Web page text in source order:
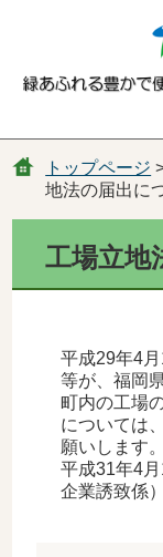
トップページ
地法の届出に
工場立地
平成29年4
等が、福岡
町内の工場
については
願いします。
平成31年4
企業誘致係）